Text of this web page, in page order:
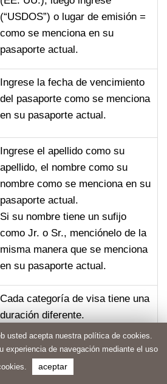
(“USDOS”) o lugar de emisión =
como se menciona en su
pasaporte actual.
Ingrese la fecha de vencimiento
del pasaporte como se menciona
en su pasaporte actual.
Ingrese el apellido como su
apellido, el nombre como su
nombre como se menciona en su
pasaporte actual.
Si su nombre tiene un sufijo
como Jr. o Sr., menciónelo de la
misma manera que se menciona
en su pasaporte actual.
Cada categoría de visa tiene una
duración diferente.
Sus tarifas pueden cambiar
porque las tarifas son diferentes
para los diferentes tipos de visa
usted acepta nuestra política de cookies.
experiencia de navegación mediante el uso
aceptar